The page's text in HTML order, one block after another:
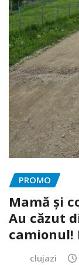
PROMO
Mamă și
Au căzut
camionul!
clujazi